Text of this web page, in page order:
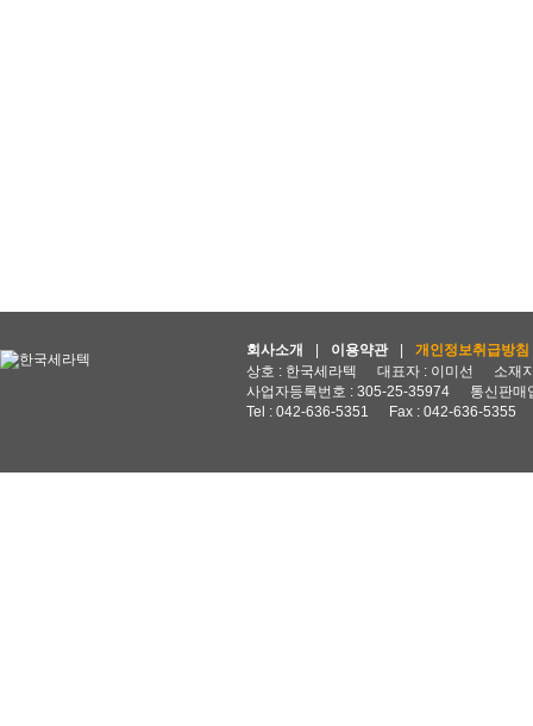
회사소개 이용약관
개인정보취급방침
상호 : 한국세라텍
대표자 : 이미선
소재
사업자등록번호 : 305-25-35974
통신판매
Tel : 042-636-5351
Fax : 042-636-5355